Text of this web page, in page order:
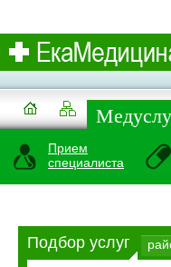
Прием
специалиста
Подбор услуг